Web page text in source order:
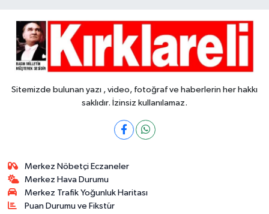
Sitemizde bulunan yazı , video, fotoğraf ve haberlerin her hakkı
saklıdır. İzinsiz kullanılamaz.
Merkez Nöbetçi Eczaneler
Merkez Hava Durumu
Merkez Trafik Yoğunluk Haritası
Puan Durumu ve Fikstür